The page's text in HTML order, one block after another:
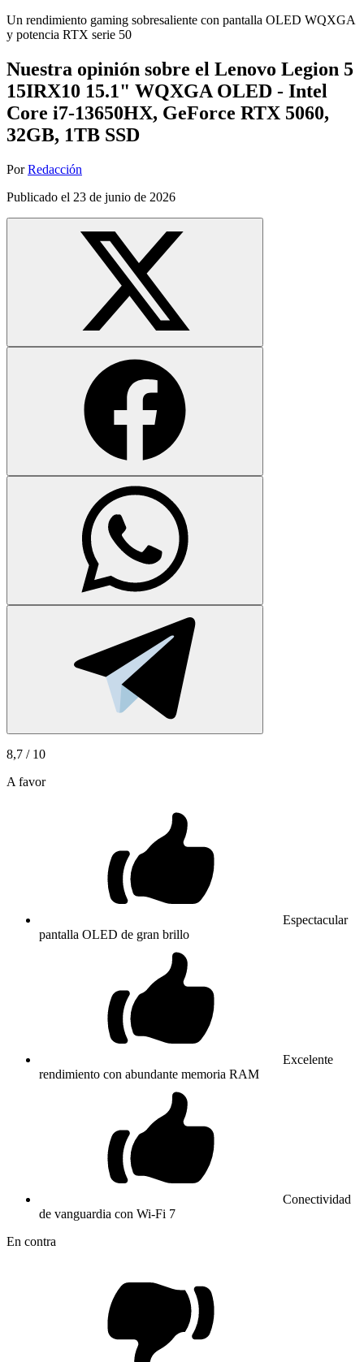
Un rendimiento gaming sobresaliente con pantalla OLED WQXGA
y potencia RTX serie 50
Nuestra opinión sobre el Lenovo Legion 5
15IRX10 15.1" WQXGA OLED - Intel
Core i7-13650HX, GeForce RTX 5060,
32GB, 1TB SSD
Por Redacción
Publicado el 23 de junio de 2026
8,7 / 10
A favor
Espectacular
pantalla OLED de gran brillo
Excelente
rendimiento con abundante memoria RAM
Conectividad
de vanguardia con Wi-Fi 7
En contra